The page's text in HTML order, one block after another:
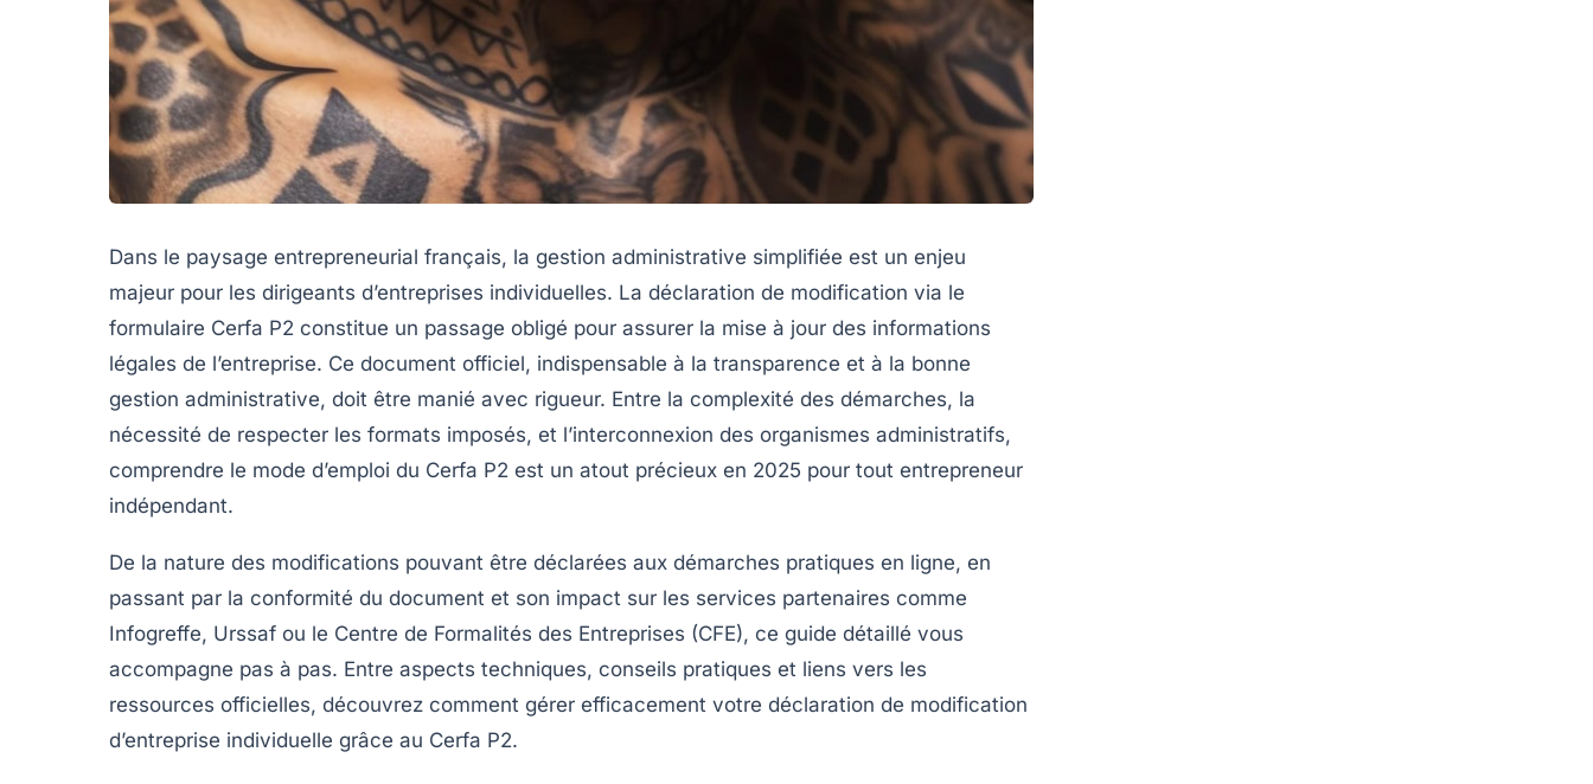
Dans le paysage entrepreneurial français, la gestion administrative simplifiée est un enjeu
majeur pour les dirigeants d’entreprises individuelles. La déclaration de modification via le
formulaire Cerfa P2 constitue un passage obligé pour assurer la mise à jour des informations
légales de l’entreprise. Ce document officiel, indispensable à la transparence et à la bonne
gestion administrative, doit être manié avec rigueur. Entre la complexité des démarches, la
nécessité de respecter les formats imposés, et l’interconnexion des organismes administratifs,
comprendre le mode d’emploi du Cerfa P2 est un atout précieux en 2025 pour tout entrepreneur
indépendant.
De la nature des modifications pouvant être déclarées aux démarches pratiques en ligne, en
passant par la conformité du document et son impact sur les services partenaires comme
Infogreffe, Urssaf ou le Centre de Formalités des Entreprises (CFE), ce guide détaillé vous
accompagne pas à pas. Entre aspects techniques, conseils pratiques et liens vers les
ressources officielles, découvrez comment gérer efficacement votre déclaration de modification
d’entreprise individuelle grâce au Cerfa P2.